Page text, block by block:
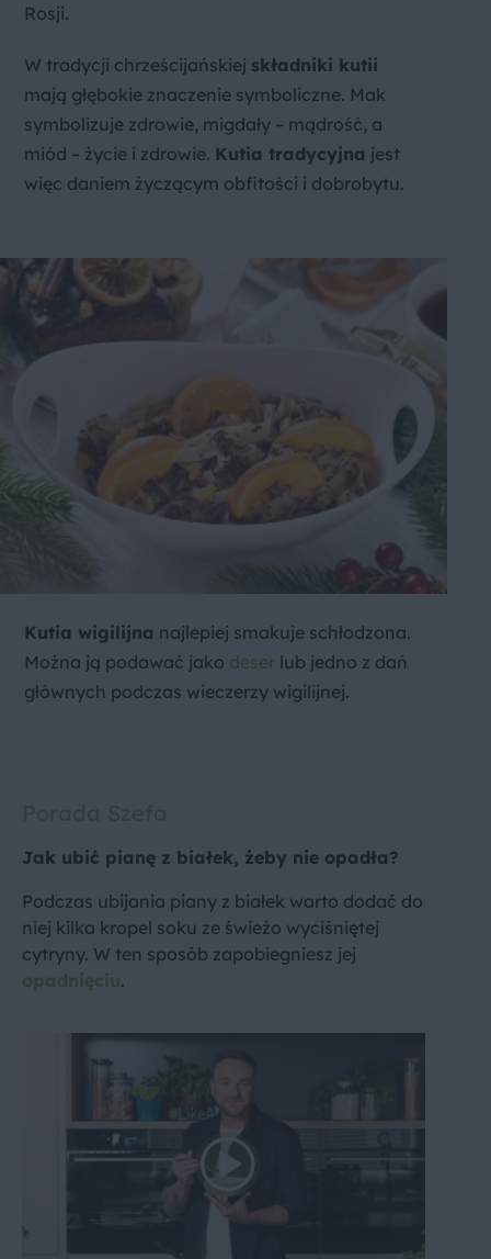
Rosji.
W tradycji chrześcijańskiej składniki kutii
mają głębokie znaczenie symboliczne. Mak
symbolizuje zdrowie, migdały – mądrość, a
miód – życie i zdrowie. Kutia tradycyjna jest
więc daniem życzącym obfitości i dobrobytu.
Kutia wigilijna najlepiej smakuje schłodzona.
Można ją podawać jako deser lub jedno z dań
głównych podczas wieczerzy wigilijnej.
Jak ubić pianę z białek, żeby nie opadła?
Podczas ubijania piany z białek warto dodać do
niej kilka kropel soku ze świeżo wyciśniętej
cytryny. W ten sposób zapobiegniesz jej
opadnięciu.